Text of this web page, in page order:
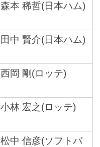
森本 稀哲(日本ハム)
田中 賢介(日本ハム)
西岡 剛(ロッテ)
小林 宏之(ロッテ)
松中 信彦(ソフトバ